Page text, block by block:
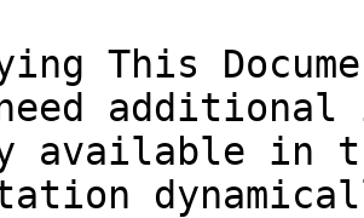
This
available in